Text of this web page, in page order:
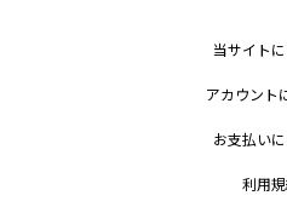
当サイト
アカウント
お支払い
利用